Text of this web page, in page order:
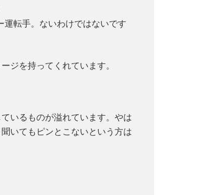
転手。ないわけではないです
ジを持ってくれています。
いるものが溢れています。やは
いてもピンとこないという方は